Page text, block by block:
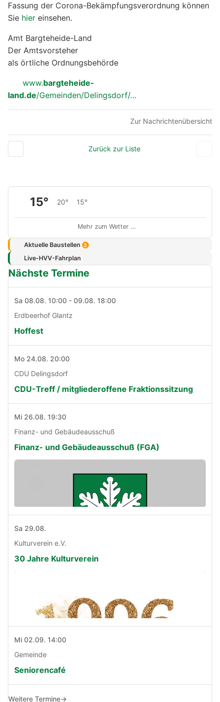
Fassung der Corona-Bekämpfungsverordnung können
Sie hier einsehen.
Amt Bargteheide-Land
Der Amtsvorsteher
als örtliche Ordnungsbehörde
www.bargteheide-
land.de/Gemeinden/Delingsdorf/…
Zur Nachrichtenübersicht
Zurück zur Liste
15° 20° 15°
Mehr zum Wetter …
Aktuelle Baustellen 3
Live-HVV-Fahrplan
Nächste Termine
Sa 08.08. 10:00 - 09.08. 18:00
Erdbeerhof Glantz
Hoffest
Mo 24.08. 20:00
CDU Delingsdorf
CDU-Treff / mitgliederoffene Fraktionssitzung
Mi 26.08. 19:30
Finanz- und Gebäudeausschuß
Finanz- und Gebäudeausschuß (FGA)
Sa 29.08.
Kulturverein e.V.
30 Jahre Kulturverein
Mi 02.09. 14:00
Gemeinde
Seniorencafé
Weitere Termine→